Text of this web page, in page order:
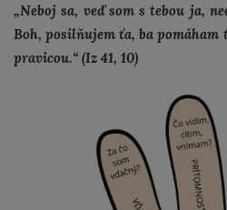
„Neboj sa, veď som s tebou ja,
Boh, posilňujem ťa, ba
pravicou.“ (Iz 41, 10)